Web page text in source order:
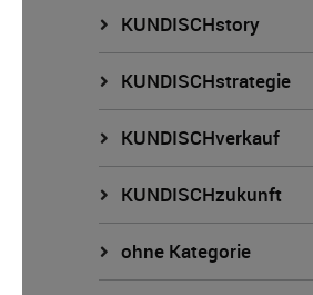
KUNDISCHstory
KUNDISCHstrategie
KUNDISCHverkauf
KUNDISCHzukunft
ohne Kategorie